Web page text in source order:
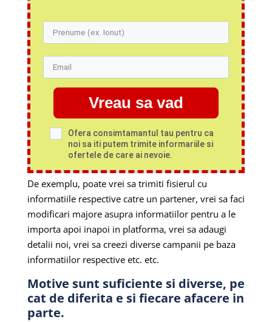
Vreau sa vad
Ofera consimtamantul tau pentru ca
noi sa iti putem trimite informariile si
ofertele de care ai nevoie.
De exemplu, poate vrei sa trimiti fisierul cu
informatiile respective catre un partener, vrei sa faci
modificari majore asupra informatiilor pentru a le
importa apoi inapoi in platforma, vrei sa adaugi
detalii noi, vrei sa creezi diverse campanii pe baza
informatiilor respective etc. etc.
Motive sunt suficiente si diverse, pe
cat de diferita e si fiecare afacere in
parte.